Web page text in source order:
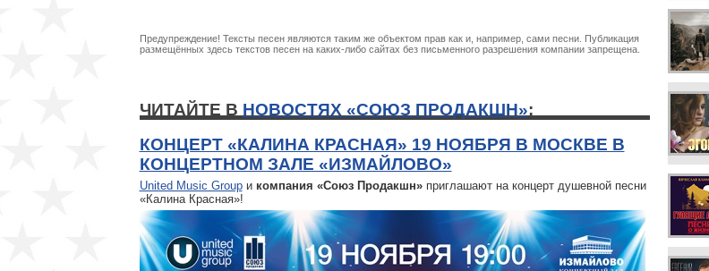
Предупреждение! Тексты песен являются таким же объектом прав как и, например, сами песни. Публикация
размещённых здесь текстов песен на каких-либо сайтах без письменного разрешения компании запрещена.
ЧИТАЙТЕ В НОВОСТЯХ «СОЮЗ ПРОДАКШН»:
КОНЦЕРТ «КАЛИНА КРАСНАЯ» 19 НОЯБРЯ В МОСКВЕ В
КОНЦЕРТНОМ ЗАЛЕ «ИЗМАЙЛОВО»
United Music Groupи компания «Союз Продакшн»приглашают на концерт душевной песни
«Калина Красная»!